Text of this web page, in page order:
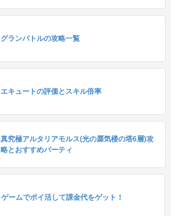
グランバトルの攻略一覧
エキュートの評価とスキル倍率
真究極アルタリアモルス(光の蜃気楼の塔6層)攻
略とおすすめパーティ
ゲームでポイ活して課金代をゲット！